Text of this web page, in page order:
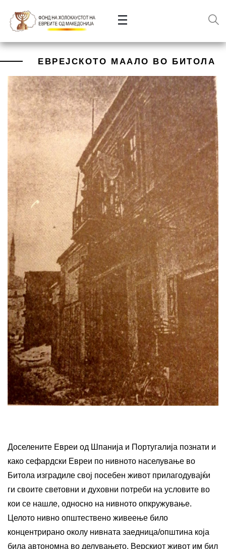
ЕВРЕЈСКОТО МААЛО ВО БИТОЛА
Доселените Евреи од Шпанија и Португалија познати и
како сефардски Евреи по нивното населување во
Битола изградиле свој посебен живот прилагодувајќи
ги своите световни и духовни потреби на условите во
кои се нашле, односно на нивното опкружување.
Целото нивно општествено живеење било
концентрирано околу нивната заедница/општина која
била автономна во делувањето. Верскиот живот им бил